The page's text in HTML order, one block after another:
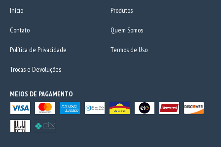
Início
Produtos
Contato Quem Somos
Política de Privacidade Termos de Uso
Trocas e Devoluções
MEIOS DE PAGAMENTO